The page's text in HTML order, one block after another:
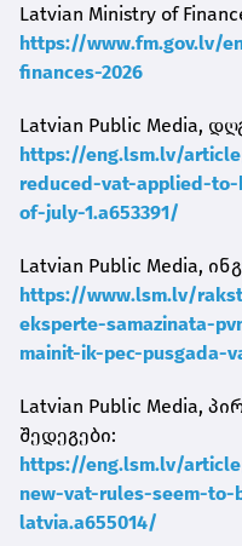
Latvian Ministry of
https://www.fm.gov.lv/
finances-2026
Latvian Public Media,
https://eng.lsm.lv/
reduced-vat-applied-
of-july-1.a653391/
Latvian Public Media,
https://www.lsm.lv/
eksperte-samazinata-
mainit-ik-pec-pusgada-
Latvian Public Media,
შედეგები:
https://eng.lsm.lv/
new-vat-rules-seem-
latvia.a655014/